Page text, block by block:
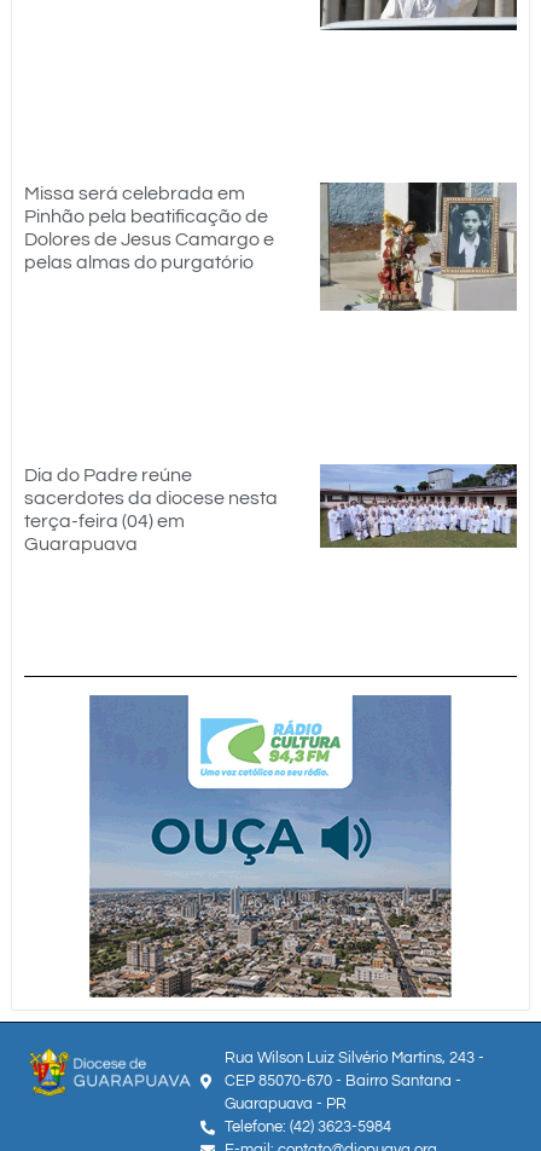
Missa será celebrada em
Pinhão pela beatificação de
Dolores de Jesus Camargo e
pelas almas do purgatório
Dia do Padre reúne
sacerdotes da diocese nesta
terça-feira (04) em
Guarapuava
Rua Wilson Luiz Silvério Martins, 243 -
CEP 85070-670 - Bairro Santana -
Guarapuava - PR
Telefone: (42) 3623-5984